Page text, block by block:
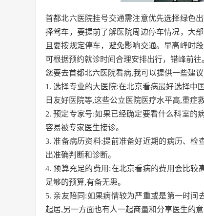
首都北六医院挂号交通需注意优先选择绿色
择驾车，要提前了解医院周边停车情况，大
且要按规定停车，避免影响交通。早高峰时
可根据预约就诊时间合理安排出行，错峰前往
您要去首都北六医院看病,我可以提供一些建
1. 选择专业的大医院:在北京看病最好选择中
日友好医院等,这些公立医院医疗水平高,重症
2. 预定专家号:如果已经确定要看什么科室的
容易被专家医生接诊。
3. 准备病历资料:提前准备好近期的病历、检
出准确判断和诊断。
4. 预算充足的费用:在北京看病的费用会比较
足够的预算,有备无患。
5. 亲友陪同:如果病情较为严重或是第一时
起居,另一方面也有人一起商量和分享医生的意